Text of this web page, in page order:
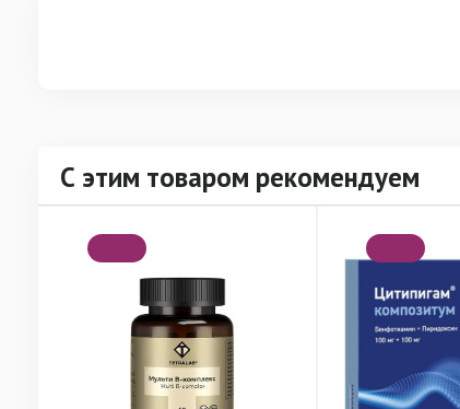
С этим товаром рекомендуем